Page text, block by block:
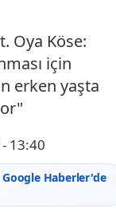
Oya Köse:
için
erken yaşta
13:40
Haberler'de